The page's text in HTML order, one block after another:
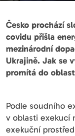
Česko prochází
covidu přišla
mezinárodní
Ukrajině. Jak se
promítá do
Podle soudního
v oblasti exekucí
exekuční